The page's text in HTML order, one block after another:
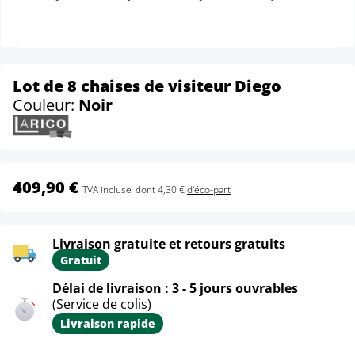
Lot de 8 chaises de visiteur Diego
Couleur: Noir
409,90 € TVA incluse dont 4,30 €d'éco-part
Livraison gratuite et retours gratuits
Gratuit
Délai de livraison : 3 - 5 jours ouvrables
(Service de colis)
Livraison rapide